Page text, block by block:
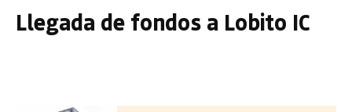
Llegada de fondos a Lobito IC